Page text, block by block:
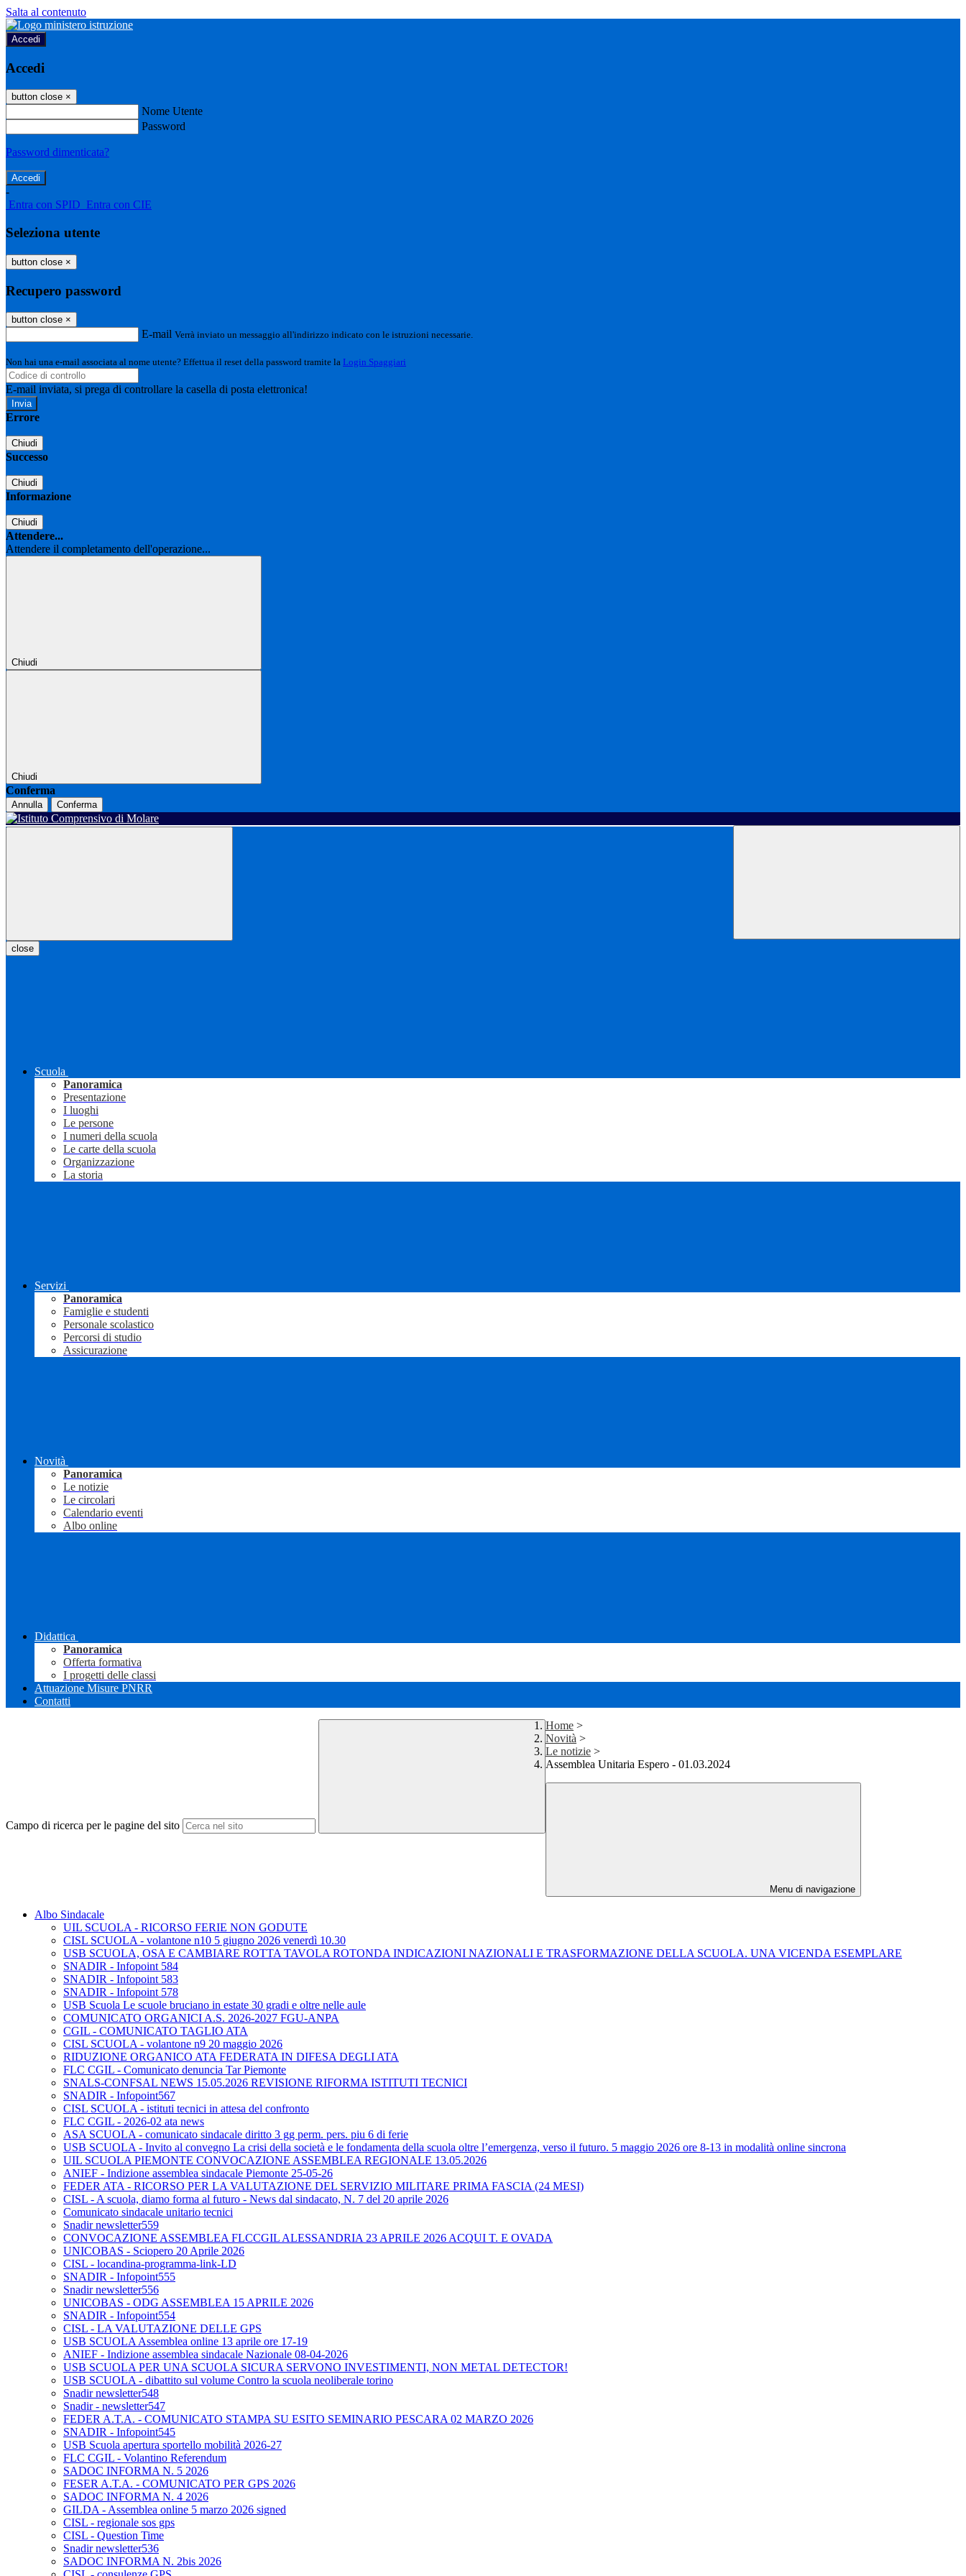
Salta al contenuto
Accedi
Accedi
button close ×
Nome Utente
Password
Password dimenticata?
-
Entra con SPID Entra con CIE
Seleziona utente
button close ×
Recupero password
button close ×
E-mail Verrà inviato un messaggio all'indirizzo indicato con le istruzioni necessarie.
Non hai una e-mail associata al nome utente? Effettua il reset della password tramite la Login Spaggiari
E-mail inviata, si prega di controllare la casella di posta elettronica!
Errore
Chiudi
Successo
Chiudi
Informazione
Chiudi
Attendere...
Attendere il completamento dell'operazione...
Chiudi
Chiudi
Conferma
Annulla Conferma
close
Scuola
Panoramica
Presentazione
I luoghi
Le persone
I numeri della scuola
Le carte della scuola
Organizzazione
La storia
Servizi
Panoramica
Famiglie e studenti
Personale scolastico
Percorsi di studio
Assicurazione
Novità
Panoramica
Le notizie
Le circolari
Calendario eventi
Albo online
Didattica
Panoramica
Offerta formativa
I progetti delle classi
Attuazione Misure PNRR
Contatti
Campo di ricerca per le pagine del sito
Home >
Novità >
Le notizie >
Assemblea Unitaria Espero - 01.03.2024
Menu di navigazione
Albo Sindacale
UIL SCUOLA - RICORSO FERIE NON GODUTE
CISL SCUOLA - volantone n10 5 giugno 2026 venerdì 10.30
USB SCUOLA, OSA E CAMBIARE ROTTA TAVOLA ROTONDA INDICAZIONI NAZIONALI E TRASFORMAZIONE DELLA SCUOLA. UNA VICENDA ESEMPLARE
SNADIR - Infopoint 584
SNADIR - Infopoint 583
SNADIR - Infopoint 578
USB Scuola Le scuole bruciano in estate 30 gradi e oltre nelle aule
COMUNICATO ORGANICI A.S. 2026-2027 FGU-ANPA
CGIL - COMUNICATO TAGLIO ATA
CISL SCUOLA - volantone n9 20 maggio 2026
RIDUZIONE ORGANICO ATA FEDERATA IN DIFESA DEGLI ATA
FLC CGIL - Comunicato denuncia Tar Piemonte
SNALS-CONFSAL NEWS 15.05.2026 REVISIONE RIFORMA ISTITUTI TECNICI
SNADIR - Infopoint567
CISL SCUOLA - istituti tecnici in attesa del confronto
FLC CGIL - 2026-02 ata news
ASA SCUOLA - comunicato sindacale diritto 3 gg perm. pers. piu 6 di ferie
USB SCUOLA - Invito al convegno La crisi della società e le fondamenta della scuola oltre l’emergenza, verso il futuro. 5 maggio 2026 ore 8-13 in modalità online sincrona
UIL SCUOLA PIEMONTE CONVOCAZIONE ASSEMBLEA REGIONALE 13.05.2026
ANIEF - Indizione assemblea sindacale Piemonte 25-05-26
FEDER ATA - RICORSO PER LA VALUTAZIONE DEL SERVIZIO MILITARE PRIMA FASCIA (24 MESI)
CISL - A scuola, diamo forma al futuro - News dal sindacato, N. 7 del 20 aprile 2026
Comunicato sindacale unitario tecnici
Snadir newsletter559
CONVOCAZIONE ASSEMBLEA FLCCGIL ALESSANDRIA 23 APRILE 2026 ACQUI T. E OVADA
UNICOBAS - Sciopero 20 Aprile 2026
CISL - locandina-programma-link-LD
SNADIR - Infopoint555
Snadir newsletter556
UNICOBAS - ODG ASSEMBLEA 15 APRILE 2026
SNADIR - Infopoint554
CISL - LA VALUTAZIONE DELLE GPS
USB SCUOLA Assemblea online 13 aprile ore 17-19
ANIEF - Indizione assemblea sindacale Nazionale 08-04-2026
USB SCUOLA PER UNA SCUOLA SICURA SERVONO INVESTIMENTI, NON METAL DETECTOR!
USB SCUOLA - dibattito sul volume Contro la scuola neoliberale torino
Snadir newsletter548
Snadir - newsletter547
FEDER A.T.A. - COMUNICATO STAMPA SU ESITO SEMINARIO PESCARA 02 MARZO 2026
SNADIR - Infopoint545
USB Scuola apertura sportello mobilità 2026-27
FLC CGIL - Volantino Referendum
SADOC INFORMA N. 5 2026
FESER A.T.A. - COMUNICATO PER GPS 2026
SADOC INFORMA N. 4 2026
GILDA - Assemblea online 5 marzo 2026 signed
CISL - regionale sos gps
CISL - Question Time
Snadir newsletter536
SADOC INFORMA N. 2bis 2026